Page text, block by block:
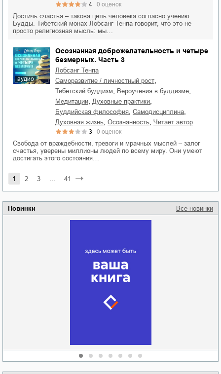
Новинки Все новинки
4 0 оценок
Достичь счастья – такова цель человека согласно учению
Будды. Тибетский монах Лобсанг Тенпа говорит, что это не
просто религиозная мысль: мы…
аудио
Осознанная доброжелательность и четыре
безмерных. Часть 3
Лобсанг Тенпа
саморазвитие / личностный рост
тибетский буддизм вероучения в буддизме
медитации духовные практики
буддийская философия самодисциплина
духовная жизнь осознанность читает автор
3 0 оценок
Свобода от враждебности, тревоги и мрачных мыслей – залог
счастья, уверены миллионы людей по всему миру. Они умеют
достигать этого состояния…
1 2 3 41